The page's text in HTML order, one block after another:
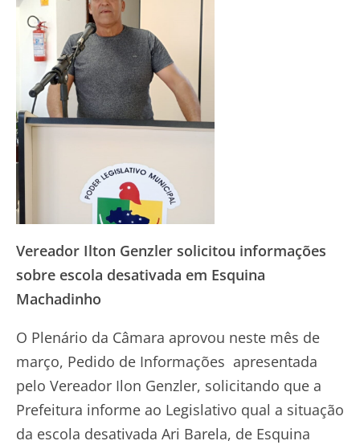
Vereador Ilton Genzler solicitou informações
sobre escola desativada em Esquina
Machadinho
O Plenário da Câmara aprovou neste mês de
março, Pedido de Informações apresentada
pelo Vereador Ilon Genzler, solicitando que a
Prefeitura informe ao Legislativo qual a situação
da escola desativada Ari Barela, de Esquina